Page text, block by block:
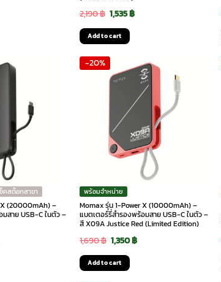
฿.
2,190฿ Original
price
was:
2,190 ฿.
1,535฿Current
1,535 ฿.
Add to cart
คสต๊อกสาขา
X (20000mAh) –
สาย USB-C ในตัว –
-20%
พร้อมจำหน่าย
Momax รุ่น 1-Power X (10000mAh) –
แบตเตอร์รี่สำรองพร้อมสาย USB-C ในตัว –
สี X09A Justice Red (Limited Edition)
1,690฿ Original
price
was:
1,350฿Current
Add to cart